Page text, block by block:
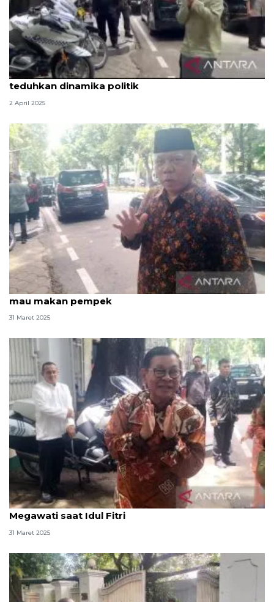
Waketum PAN: Inisiatif Didit temui Megawati
teduhkan dinamika politik
2 April 2025
Bersilaturahim ke rumah Megawati, Basuki: Saya
mau makan pempek
31 Maret 2025
Pramono Anung dan Bang Doel sambangi rumah
Megawati saat Idul Fitri
31 Maret 2025